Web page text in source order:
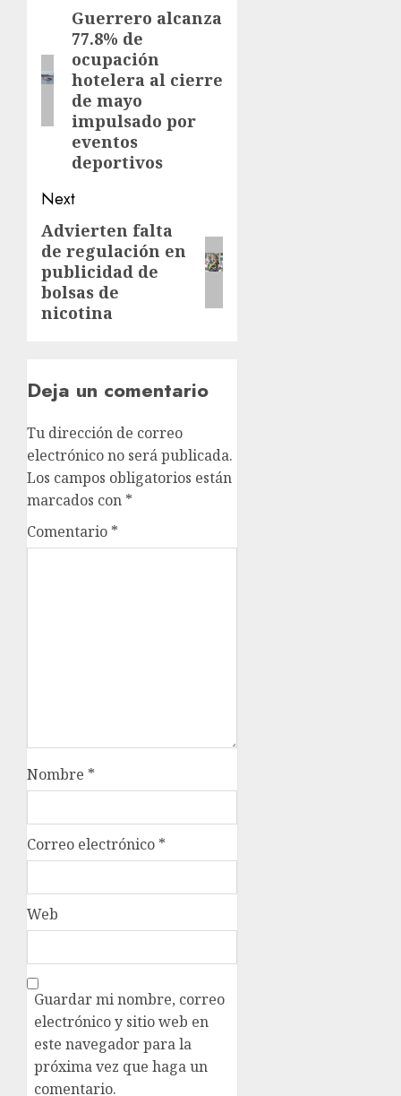
Guerrero alcanza
77.8% de
ocupación
hotelera al cierre
de mayo
impulsado por
eventos
deportivos
Next
Advierten falta
de regulación en
publicidad de
bolsas de
nicotina
Deja un comentario
Tu dirección de correo
electrónico no será publicada.
Los campos obligatorios están
marcados con *
Comentario *
Nombre *
Correo electrónico *
Web
Guardar mi nombre, correo
electrónico y sitio web en
este navegador para la
próxima vez que haga un
comentario.